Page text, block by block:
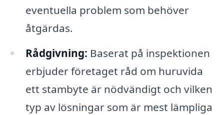
eventuella problem som behöver
åtgärdas.
Rådgivning: Baserat på inspektionen
erbjuder företaget råd om huruvida
ett stambyte är nödvändigt och vilken
typ av lösningar som är mest lämpliga